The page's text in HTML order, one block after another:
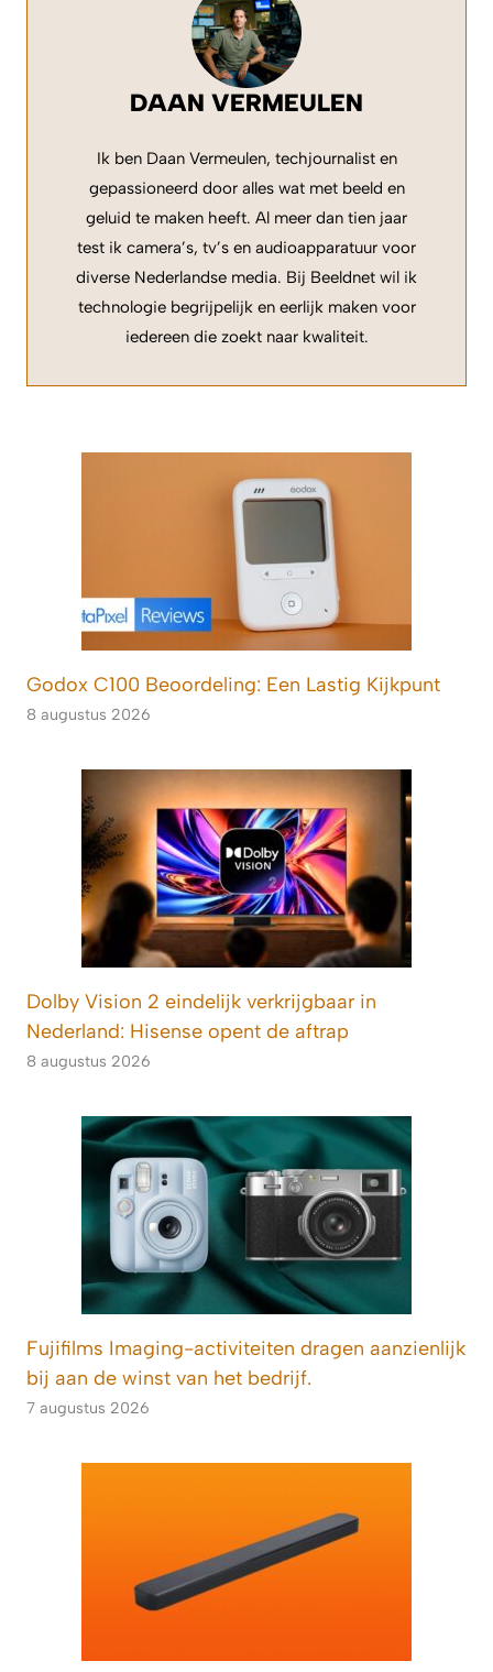
DAAN VERMEULEN
Ik ben Daan Vermeulen, techjournalist en
gepassioneerd door alles wat met beeld en
geluid te maken heeft. Al meer dan tien jaar
test ik camera’s, tv’s en audioapparatuur voor
diverse Nederlandse media. Bij Beeldnet wil ik
technologie begrijpelijk en eerlijk maken voor
iedereen die zoekt naar kwaliteit.
Godox C100 Beoordeling: Een Lastig Kijkpunt
8 augustus 2026
Dolby Vision 2 eindelijk verkrijgbaar in
Nederland: Hisense opent de aftrap
8 augustus 2026
Fujifilms Imaging-activiteiten dragen aanzienlijk
bij aan de winst van het bedrijf.
7 augustus 2026